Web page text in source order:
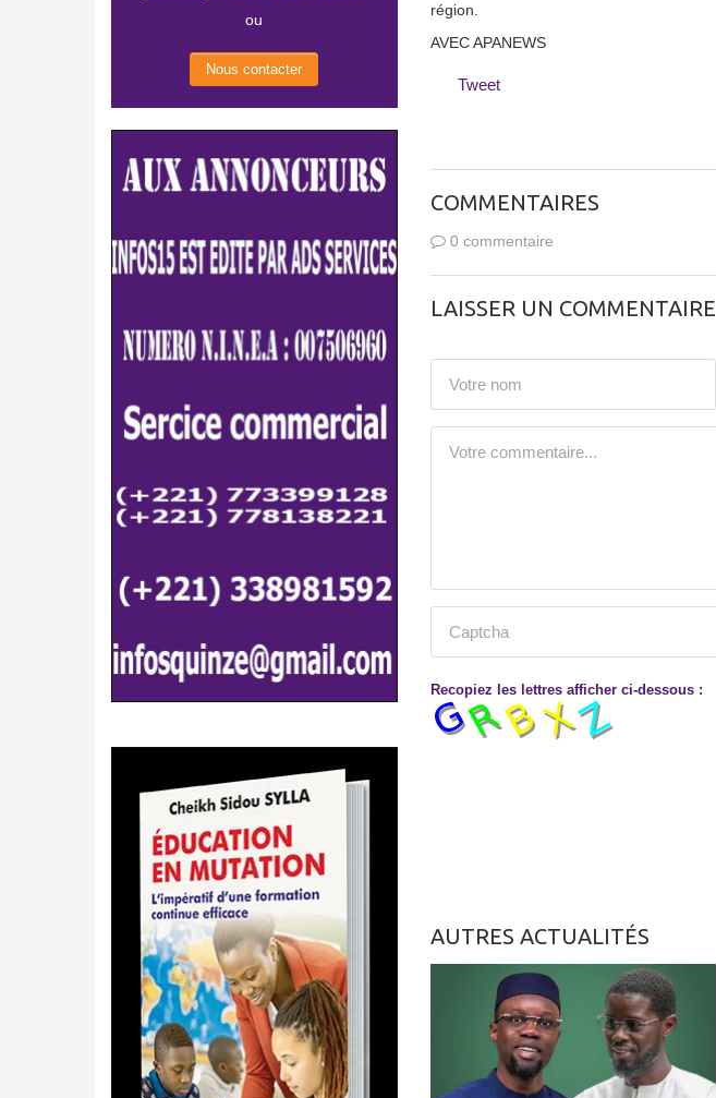
région.
AVEC APANEWS
Tweet
COMMENTAIRES
0 commentaire
LAISSER UN COMMENTAIRE
Recopiez les lettres afficher ci-dessous :
AUTRES ACTUALITÉS
ou
Nous contacter